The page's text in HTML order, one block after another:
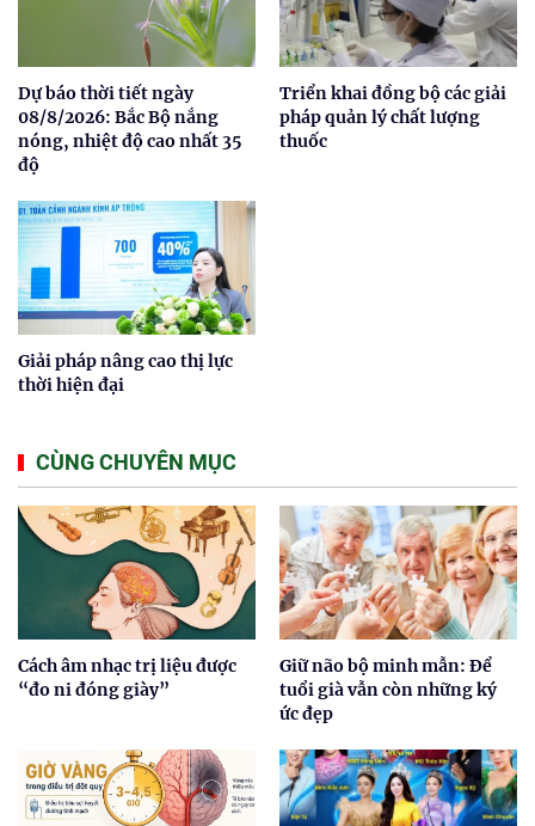
Dự báo thời tiết ngày
08/8/2026: Bắc Bộ nắng
nóng, nhiệt độ cao nhất 35
độ
Triển khai đồng bộ các giải
pháp quản lý chất lượng
thuốc
Giải pháp nâng cao thị lực
thời hiện đại
CÙNG CHUYÊN MỤC
Cách âm nhạc trị liệu được
“đo ni đóng giày”
Giữ não bộ minh mẫn: Để
tuổi già vẫn còn những ký
ức đẹp